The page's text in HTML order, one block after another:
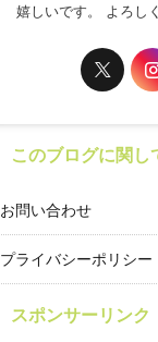
嬉しいです。 よろし
このブログに関し
お問い合わせ
プライバシーポリシー
スポンサーリンク